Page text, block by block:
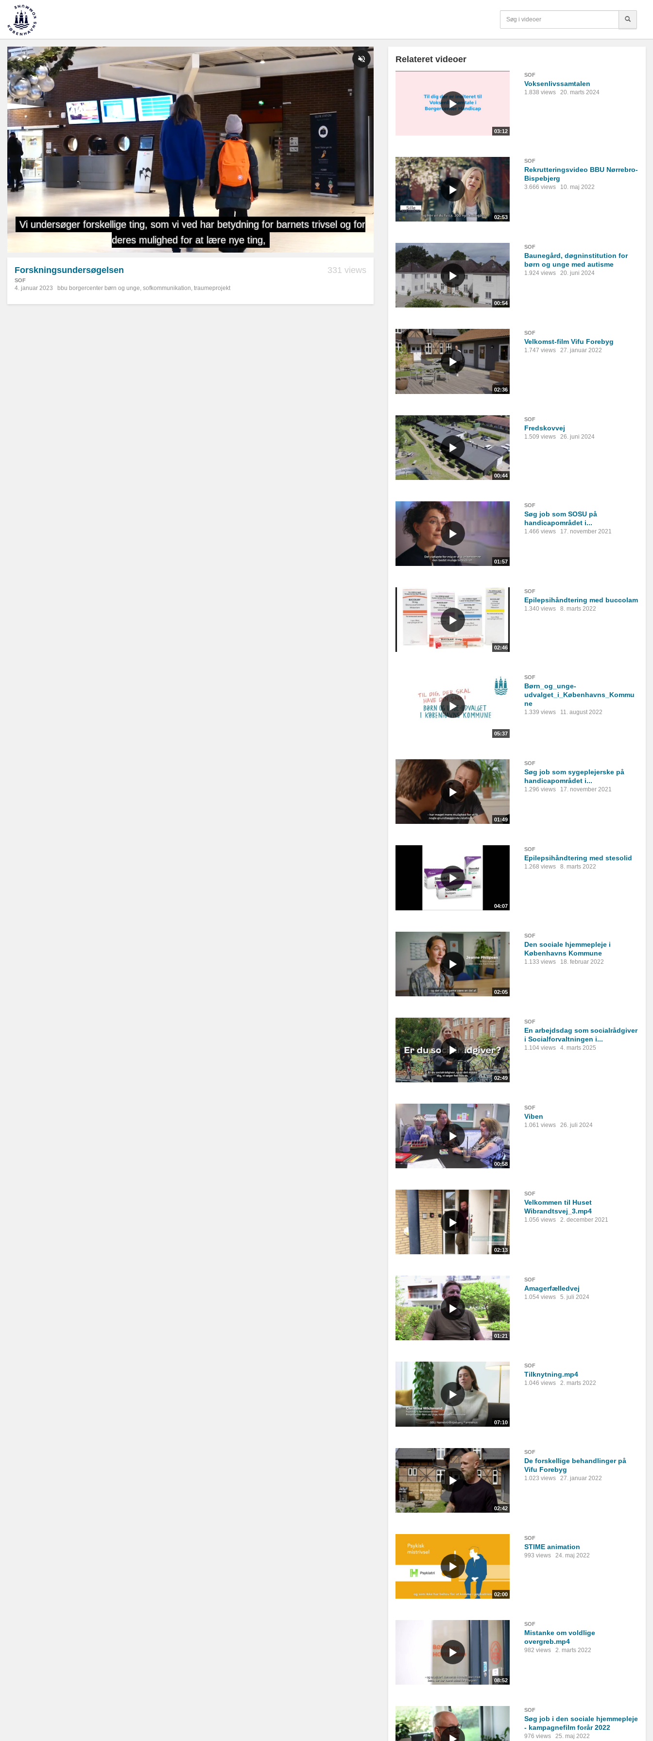
Forskningsundersøgelsen
SOF
331 views
4. januar 2023 bbu borgercenter børn og unge, sofkommunikation, traumeprojekt
Relateret videoer
03:12
SOF
Voksenlivssamtalen
1.838 views 20. marts 2024
02:53
SOF
Rekrutteringsvideo BBU Nørrebro-
Bispebjerg
3.666 views 10. maj 2022
00:54
SOF
Baunegård, døgninstitution for
børn og unge med autisme
1.924 views 20. juni 2024
02:36
SOF
Velkomst-film Vifu Forebyg
1.747 views 27. januar 2022
00:44
SOF
Fredskovvej
1.509 views 26. juni 2024
01:57
SOF
Søg job som SOSU på
handicapområdet i...
1.466 views 17. november 2021
02:46
SOF
Epilepsihåndtering med buccolam
1.340 views 8. marts 2022
05:37
SOF
Børn_og_unge-
udvalget_i_Københavns_Kommu
ne
1.339 views 11. august 2022
01:49
SOF
Søg job som sygeplejerske på
handicapområdet i...
1.296 views 17. november 2021
04:07
SOF
Epilepsihåndtering med stesolid
1.268 views 8. marts 2022
02:05
SOF
Den sociale hjemmepleje i
Københavns Kommune
1.133 views 18. februar 2022
02:49
SOF
En arbejdsdag som socialrådgiver
i Socialforvaltningen i...
1.104 views 4. marts 2025
00:58
SOF
Viben
1.061 views 26. juli 2024
02:13
SOF
Velkommen til Huset
Wibrandtsvej_3.mp4
1.056 views 2. december 2021
01:21
SOF
Amagerfælledvej
1.054 views 5. juli 2024
07:10
SOF
Tilknytning.mp4
1.046 views 2. marts 2022
02:42
SOF
De forskellige behandlinger på
Vifu Forebyg
1.023 views 27. januar 2022
02:00
SOF
STIME animation
993 views 24. maj 2022
08:52
SOF
Mistanke om voldlige
overgreb.mp4
982 views 2. marts 2022
SOF
Søg job i den sociale hjemmepleje
- kampagnefilm forår 2022
976 views 25. maj 2022